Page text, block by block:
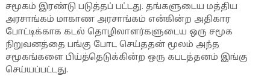
சமூகம் இரண்டு படுத்தப் பட்டது. தங்களுடைய மத்திய
அரசாங்கம் மாகாண அரசாங்கம் என்கின்ற அதிகார
போட்டிக்காக கடல் தொழிலாளர்களுடைய ஒரு சமூக
நிறுவனத்தை பங்கு போட செய்ததன் மூலம் அந்த
சமூகங்களை பிய்த்தெடுக்கின்ற ஒரு கபடத்தனம் இங்கு
செய்யப்பட்டது.